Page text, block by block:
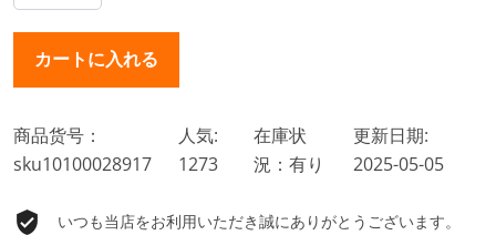
商品货号：
sku10100028917
人気:
1273
在庫状
況：有り
更新日期:
2025-05-05
いつも当店をお利用いただき誠にありがとうございます。